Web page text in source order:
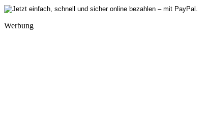
Werbung